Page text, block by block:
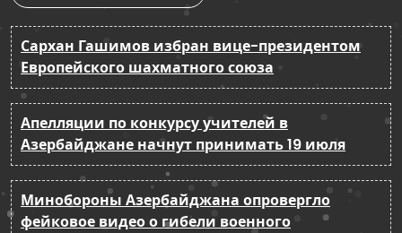
Сархан Гашимов избран вице-президентом
Европейского шахматного союза
Апелляции по конкурсу учителей в
Азербайджане начнут принимать 19 июля
Минобороны Азербайджана опровергло
фейковое видео о гибели военного